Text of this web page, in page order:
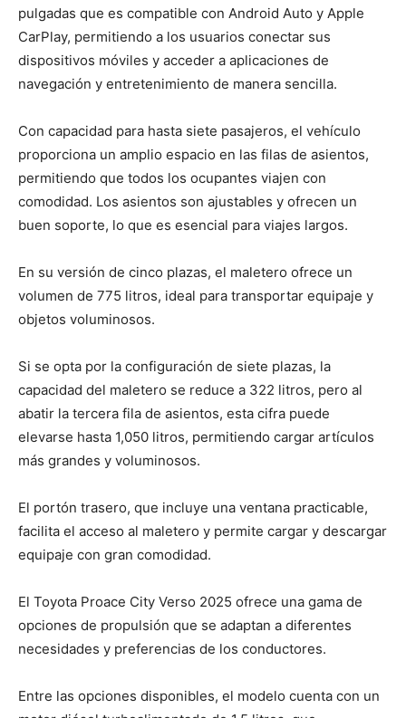
pulgadas que es compatible con Android Auto y Apple
CarPlay, permitiendo a los usuarios conectar sus
dispositivos móviles y acceder a aplicaciones de
navegación y entretenimiento de manera sencilla.
Con capacidad para hasta siete pasajeros, el vehículo
proporciona un amplio espacio en las filas de asientos,
permitiendo que todos los ocupantes viajen con
comodidad. Los asientos son ajustables y ofrecen un
buen soporte, lo que es esencial para viajes largos.
En su versión de cinco plazas, el maletero ofrece un
volumen de 775 litros, ideal para transportar equipaje y
objetos voluminosos.
Si se opta por la configuración de siete plazas, la
capacidad del maletero se reduce a 322 litros, pero al
abatir la tercera fila de asientos, esta cifra puede
elevarse hasta 1,050 litros, permitiendo cargar artículos
más grandes y voluminosos.
El portón trasero, que incluye una ventana practicable,
facilita el acceso al maletero y permite cargar y descargar
equipaje con gran comodidad.
El Toyota Proace City Verso 2025 ofrece una gama de
opciones de propulsión que se adaptan a diferentes
necesidades y preferencias de los conductores.
Entre las opciones disponibles, el modelo cuenta con un